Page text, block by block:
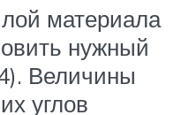
материала
нужный
Величины
углов